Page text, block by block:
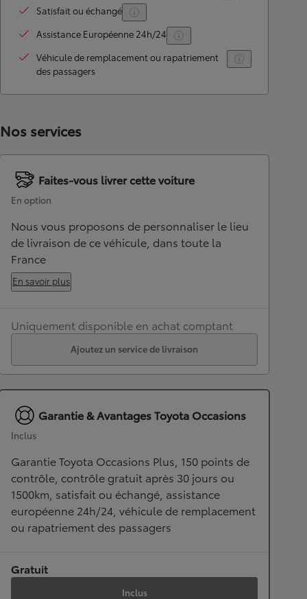
Satisfait ou échangé
Assistance Européenne 24h/24
Véhicule de remplacement ou rapatriement
des passagers
Nos services
Faites-vous livrer cette voiture
En option
Nous vous proposons de personnaliser le lieu
de livraison de ce véhicule, dans toute la
France
En savoir plus
Uniquement disponible en achat comptant
Ajoutez un service de livraison
Garantie & Avantages Toyota Occasions
Inclus
Garantie Toyota Occasions Plus, 150 points de
contrôle, contrôle gratuit après 30 jours ou
1500km, satisfait ou échangé, assistance
européenne 24h/24, véhicule de remplacement
ou rapatriement des passagers
Gratuit
Inclus